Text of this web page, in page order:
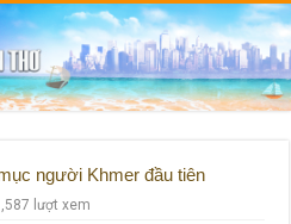
người Khmer đầu tiên
lượt xem